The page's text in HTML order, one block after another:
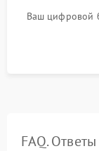
Ваш цифровой
FAQ.